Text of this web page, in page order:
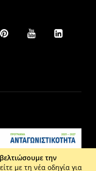
την
με τη νέα οδηγία για